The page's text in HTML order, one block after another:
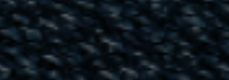
Designerkollaborationen
Stories
FAQ
Über uns